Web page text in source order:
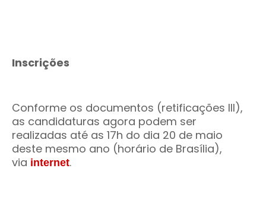
Inscrições
Conforme os documentos (retificações III),
as candidaturas agora podem ser
realizadas até as 17h do dia 20 de maio
deste mesmo ano (horário de Brasília),
via internet.